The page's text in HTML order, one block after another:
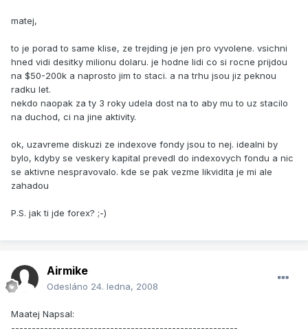
matej,
to je porad to same klise, ze trejding je jen pro vyvolene. vsichni
hned vidi desitky milionu dolaru. je hodne lidi co si rocne prijdou
na $50-200k a naprosto jim to staci. a na trhu jsou jiz peknou
radku let.
nekdo naopak za ty 3 roky udela dost na to aby mu to uz stacilo
na duchod, ci na jine aktivity.
ok, uzavreme diskuzi ze indexove fondy jsou to nej. idealni by
bylo, kdyby se veskery kapital prevedl do indexovych fondu a nic
se aktivne nespravovalo. kde se pak vezme likvidita je mi ale
zahadou
P.S. jak ti jde forex? ;-)
Airmike
Odesláno 24. ledna, 2008
Maatej Napsal:
-------------------------------------------------------